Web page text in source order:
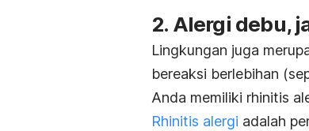
2. Alergi debu,
Lingkungan juga
bereaksi berlebihan
Anda memiliki rhinitis
Rhinitis alergi adalah